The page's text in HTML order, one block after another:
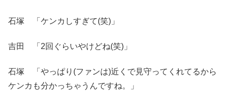
石塚 「ケンカしすぎて(笑)」
吉田 「2回ぐらいやけどね(笑)」
石塚 「やっぱり(ファンは)近くで見守ってくれてるから
ケンカも分かっちゃうんですね。」